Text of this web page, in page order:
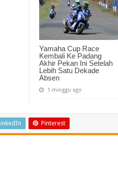
Yamaha Cup Race
Kembali Ke Padang
Akhir Pekan Ini Setelah
Lebih Satu Dekade
Absen
1 minggu ago
Pinterest